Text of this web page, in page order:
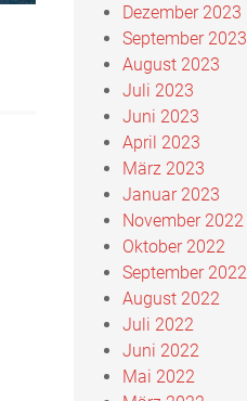
Dezember 2023
September 2023
August 2023
Juli 2023
Juni 2023
April 2023
März 2023
Januar 2023
November 2022
Oktober 2022
September 2022
August 2022
Juli 2022
Juni 2022
Mai 2022